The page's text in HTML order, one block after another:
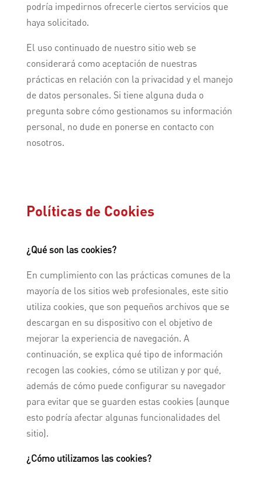
podría impedirnos ofrecerle ciertos servicios que
haya solicitado.
El uso continuado de nuestro sitio web se
considerará como aceptación de nuestras
prácticas en relación con la privacidad y el manejo
de datos personales. Si tiene alguna duda o
pregunta sobre cómo gestionamos su información
personal, no dude en ponerse en contacto con
nosotros.
Políticas de Cookies
¿Qué son las cookies?
En cumplimiento con las prácticas comunes de la
mayoría de los sitios web profesionales, este sitio
utiliza cookies, que son pequeños archivos que se
descargan en su dispositivo con el objetivo de
mejorar la experiencia de navegación. A
continuación, se explica qué tipo de información
recogen las cookies, cómo se utilizan y por qué,
además de cómo puede configurar su navegador
para evitar que se guarden estas cookies (aunque
esto podría afectar algunas funcionalidades del
sitio).
¿Cómo utilizamos las cookies?